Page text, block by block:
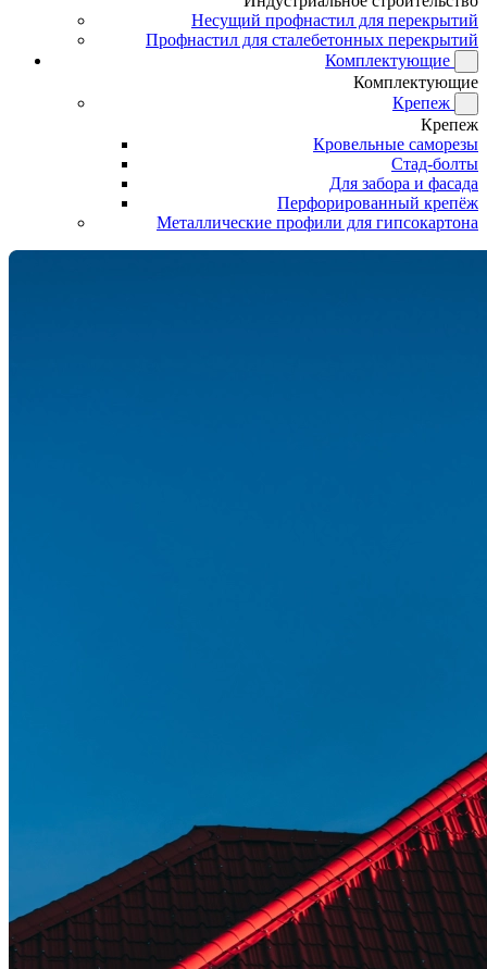
Несущий профнастил для перекрытий
Профнастил для сталебетонных перекрытий
Комплектующие
Комплектующие
Крепеж
Крепеж
Кровельные саморезы
Стад-болты
Для забора и фасада
Перфорированный крепёж
Металлические профили для гипсокартона